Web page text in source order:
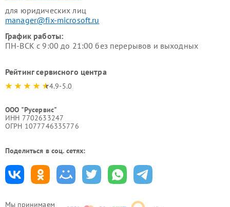
Мы принимаем
для юридических лиц
manager@fix-microsoft.ru
График работы:
ПН-ВСК с 9:00 до 21:00 без перерывов и выходных
Рейтинг сервисного центра
4.9-5.0
ООО "Русервис"
ИНН 7702633247
ОГРН 1077746335776
Поделиться в соц. сетях: